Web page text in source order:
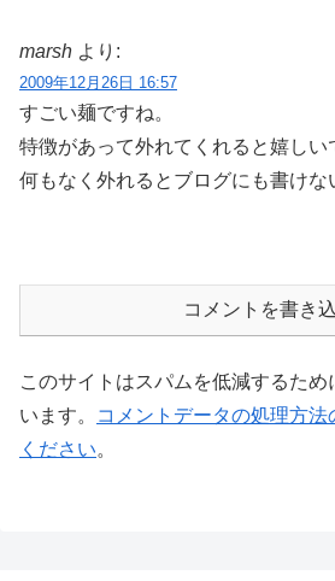
marsh より:
2009年12月26日 16:57
すごい麺ですね。
特徴があって外れてくれると嬉しい
何もなく外れるとブログにも書けな
コメントを書き
このサイトはスパムを低減するため
います。
コメントデータの処理方
ください。